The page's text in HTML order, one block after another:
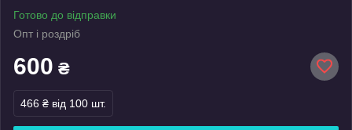
Готово до відправки
Опт і роздріб
600 ₴
466 ₴ від 100 шт.